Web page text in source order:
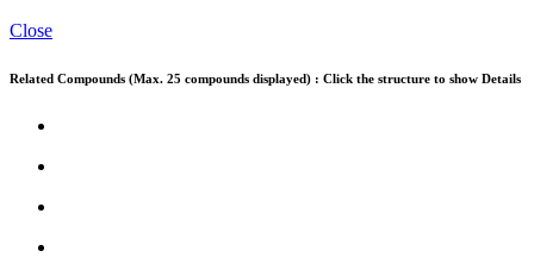
Close
Related Compounds (Max. 25 compounds displayed) : Click the structure to show Details